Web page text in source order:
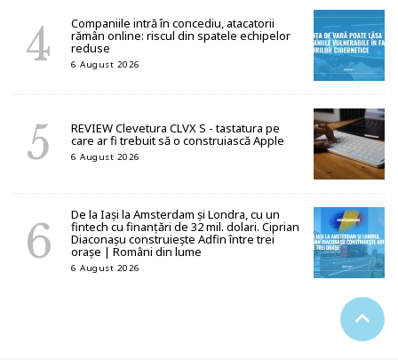
Companiile intră în concediu, atacatorii
rămân online: riscul din spatele echipelor
reduse
6 August 2026
REVIEW Clevetura CLVX S - tastatura pe
care ar fi trebuit să o construiască Apple
6 August 2026
De la Iași la Amsterdam și Londra, cu un
fintech cu finanțări de 32 mil. dolari. Ciprian
Diaconașu construiește Adfin între trei
orașe | Români din lume
6 August 2026